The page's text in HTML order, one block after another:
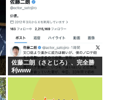
佐藤二朗（さとじろ）、完全勝
利www